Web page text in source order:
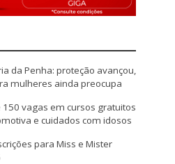
da Penha: proteção avançou,
mulheres ainda preocupa
vagas em cursos gratuitos
e cuidados com idosos
para Miss e Mister